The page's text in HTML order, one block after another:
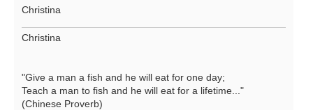
Christina
Christina
"Give a man a fish and he will eat for one day;
Teach a man to fish and he will eat for a lifetime..."
(Chinese Proverb)